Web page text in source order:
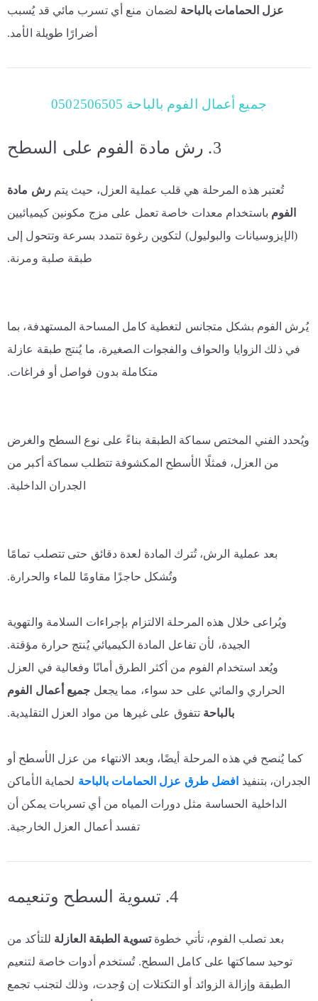
عزل الحمامات بالباحة لضمان منع أي تسرب مائي قد يُسبب
أضرارًا طويلة الأمد.
جميع أعمال الفوم بالباحة 0502506505
3. رش مادة الفوم على السطح
تُعتبر هذه المرحلة هي قلب عملية العزل، حيث يتمرش مادة
الفوم باستخدام معدات خاصة تعمل على مزج مكونين كيميائيين
(الإيزوسيانات والبوليول) لتكوين رغوة تتمدد بسرعة وتتحول إلى
طبقة صلبة ومرنة.
يُرش الفوم بشكل متجانس لتغطية كامل المساحة المستهدفة، بما
في ذلك الزوايا والحواف والفجوات الصغيرة، ما يُنتج طبقة عازلة
متكاملة بدون فواصل أو فراغات.
ويُحدد الفني المختص سماكة الطبقة بناءً على نوع السطح والغرض
من العزل، فمثلًا الأسطح المكشوفة تتطلب سماكة أكبر من
الجدران الداخلية.
بعد عملية الرش، تُترك المادة لعدة دقائق حتى تتصلب تمامًا
وتُشكل حاجزًا مقاومًا للماء والحرارة.
ويُراعى خلال هذه المرحلة الالتزام بإجراءات السلامة والتهوية
الجيدة، لأن تفاعل المادة الكيميائي يُنتج حرارة مؤقتة.
ويُعد استخدام الفوم من أكثر الطرق أمانًا وفعالية في العزل
الحراري والمائي على حد سواء، مما يجعل جميع أعمال الفوم
بالباحة تتفوق على غيرها من مواد العزل التقليدية.
كما يُنصح في هذه المرحلة أيضًا، وبعد الانتهاء من عزل الأسطح أو
الجدران، بتنفيذ افضل طرق عزل الحمامات بالباحة لحماية الأماكن
الداخلية الحساسة مثل دورات المياه من أي تسربات يمكن أن
تفسد أعمال العزل الخارجية.
4. تسوية السطح وتنعيمه
بعد تصلب الفوم، تأتي خطوةتسوية الطبقة العازلة للتأكد من
توحيد سماكتها على كامل السطح. تُستخدم أدوات خاصة لتنعيم
الطبقة وإزالة الزوائد أو التكتلات إن وُجدت، وذلك لتجنب تجمع